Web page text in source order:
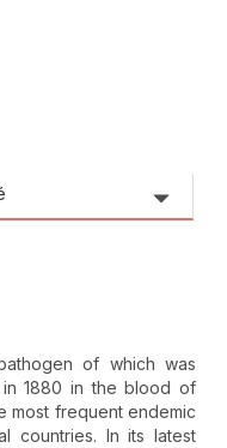
of which was
1880 in the blood of
most frequent endemic
countries. In its latest